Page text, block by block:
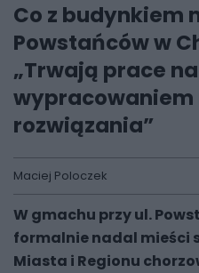
Co z budynkiem
Powstańców w
„Trwają prace
wypracowaniem
rozwiązania”
Maciej Poloczek
W gmachu przy ul.
formalnie nadal mieści
Miasta i Regionu